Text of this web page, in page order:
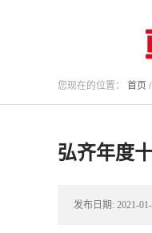
您现在的位置： 首页 /
弘齐年度
发布日期: 2021-